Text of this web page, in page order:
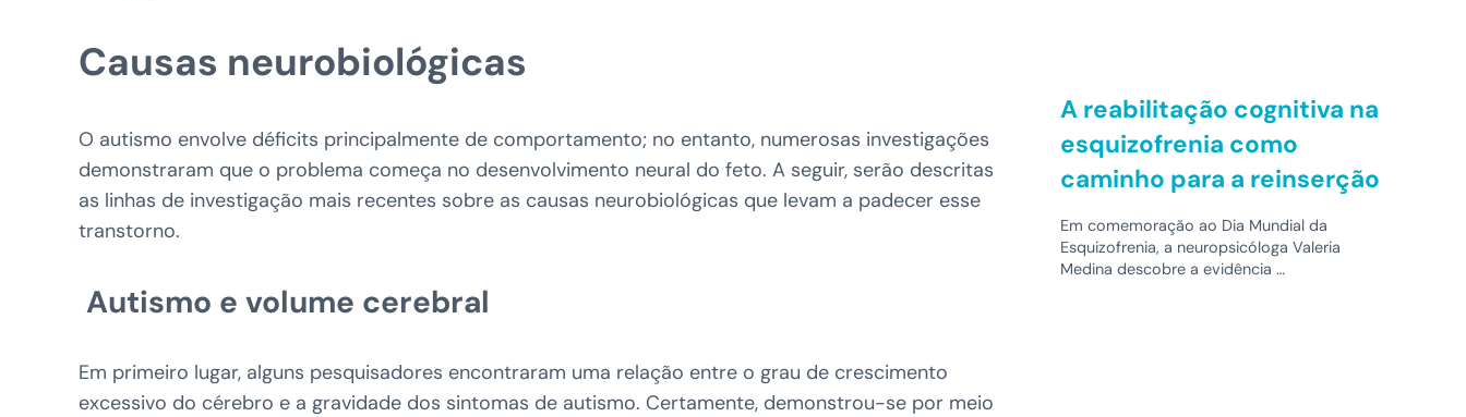
Causas neurobiológicas
O autismo envolve déficits principalmente de comportamento; no entanto, numerosas investigações
demonstraram que o problema começa no desenvolvimento neural do feto. A seguir, serão descritas
as linhas de investigação mais recentes sobre as causas neurobiológicas que levam a padecer esse
transtorno.
Autismo e volume cerebral
Em primeiro lugar, alguns pesquisadores encontraram uma relação entre o grau de crescimento
excessivo do cérebro e a gravidade dos sintomas de autismo. Certamente, demonstrou-se por meio
A reabilitação cognitiva na
esquizofrenia como
caminho para a reinserção
Em comemoração ao Dia Mundial da
Esquizofrenia, a neuropsicóloga Valeria
Medina descobre a evidência …